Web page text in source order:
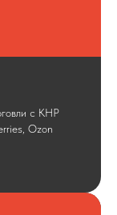
с КНР
Ozon